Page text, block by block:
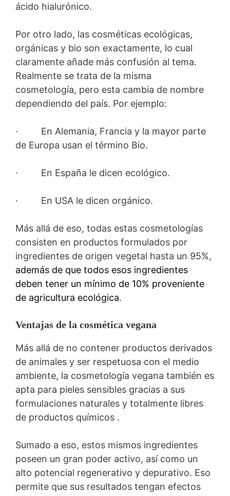
ácido hialurónico.
Por otro lado, las cosméticas ecológicas,
orgánicas y bio son exactamente, lo cual
claramente añade más confusión al tema.
Realmente se trata de la misma
cosmetología, pero esta cambia de nombre
dependiendo del país. Por ejemplo:
· En Alemania, Francia y la mayor parte
de Europa usan el término Bio.
· En España le dicen ecológico.
· En USA le dicen orgánico.
Más allá de eso, todas estas cosmetologías
consisten en productos formulados por
ingredientes de origen vegetal hasta un 95%,
además de que todos esos ingredientes
deben tener un mínimo de 10% proveniente
de agricultura ecológica.
Ventajas de la cosmética vegana
Más allá de no contener productos derivados
de animales y ser respetuosa con el medio
ambiente, la cosmetología vegana también es
apta para pieles sensibles gracias a sus
formulaciones naturales y totalmente libres
de productos químicos .
Sumado a eso, estos mismos ingredientes
poseen un gran poder activo, así como un
alto potencial regenerativo y depurativo. Eso
permite que sus resultados tengan efectos